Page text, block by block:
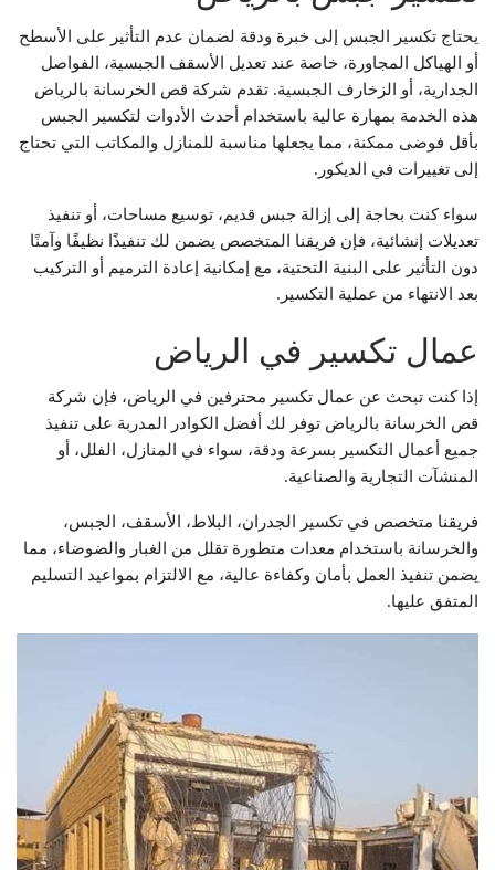
يحتاج تكسير الجبس إلى خبرة ودقة لضمان عدم التأثير على الأسطح
أو الهياكل المجاورة، خاصة عند تعديل الأسقف الجبسية، الفواصل
الجدارية، أو الزخارف الجبسية. تقدم شركة قص الخرسانة بالرياض
هذه الخدمة بمهارة عالية باستخدام أحدث الأدوات لتكسير الجبس
بأقل فوضى ممكنة، مما يجعلها مناسبة للمنازل والمكاتب التي تحتاج
إلى تغييرات في الديكور.
سواء كنت بحاجة إلى إزالة جبس قديم، توسيع مساحات، أو تنفيذ
تعديلات إنشائية، فإن فريقنا المتخصص يضمن لك تنفيذًا نظيفًا وآمنًا
دون التأثير على البنية التحتية، مع إمكانية إعادة الترميم أو التركيب
بعد الانتهاء من عملية التكسير.
عمال تكسير في الرياض
إذا كنت تبحث عن عمال تكسير محترفين في الرياض، فإن شركة
قص الخرسانة بالرياض توفر لك أفضل الكوادر المدربة على تنفيذ
جميع أعمال التكسير بسرعة ودقة، سواء في المنازل، الفلل، أو
المنشآت التجارية والصناعية.
فريقنا متخصص في تكسير الجدران، البلاط، الأسقف، الجبس،
والخرسانة باستخدام معدات متطورة تقلل من الغبار والضوضاء، مما
يضمن تنفيذ العمل بأمان وكفاءة عالية، مع الالتزام بمواعيد التسليم
المتفق عليها.